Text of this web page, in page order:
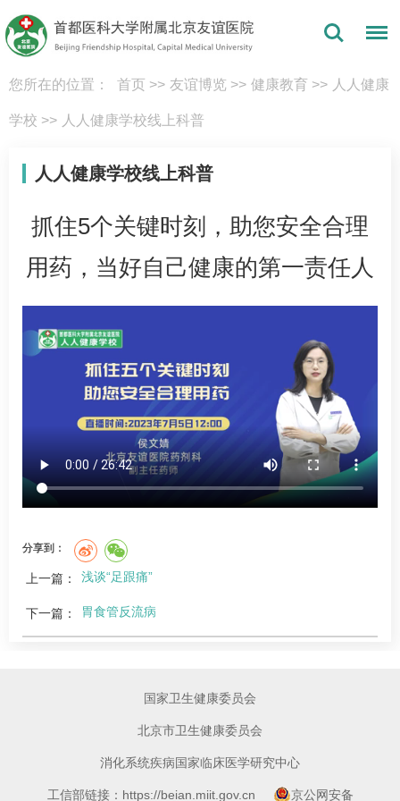
您所在的位置： 首页 >> 友谊博览 >> 健康教育 >> 人人健康
学校 >> 人人健康学校线上科普
人人健康学校线上科普
抓住5个关键时刻，助您安全合理
用药，当好自己健康的第一责任人
分享到：
上一篇： 浅谈“足跟痛”
下一篇： 胃食管反流病
国家卫生健康委员会
北京市卫生健康委员会
消化系统疾病国家临床医学研究中心
工信部链接：https://beian.miit.gov.cn 京公网安备